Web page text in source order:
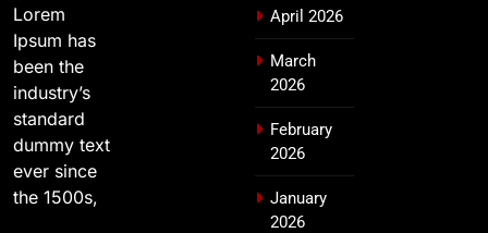
Lorem
Ipsum has
been the
industry’s
standard
dummy text
ever since
the 1500s,
April 2026
March
2026
February
2026
January
2026